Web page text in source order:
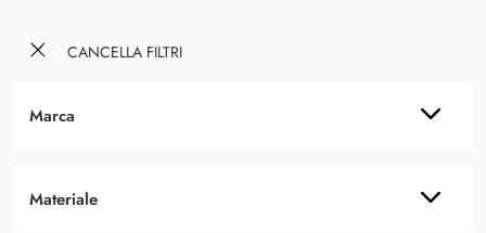
CANCELLA FILTRI
Marca
Materiale